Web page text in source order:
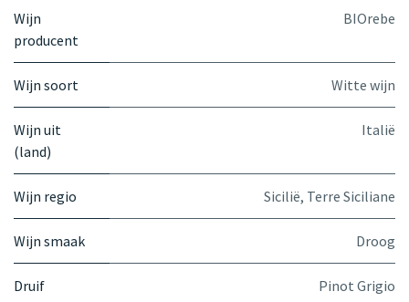
Wijn
producent
BIOrebe
Wijn soort Witte wijn
Wijn uit
(land)
Italië
Wijn regio Sicilië, Terre Siciliane
Wijn smaak Droog
Druif Pinot Grigio